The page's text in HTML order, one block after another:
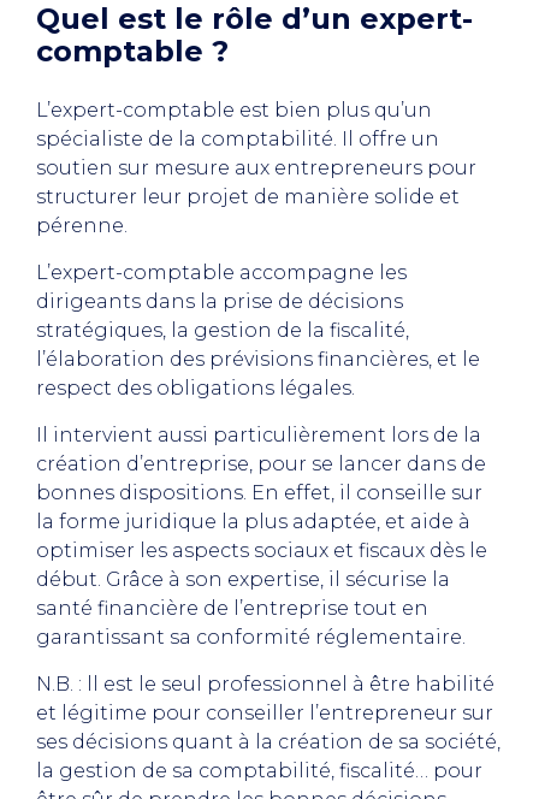
Quel est le rôle d’un expert-
comptable ?
L’expert-comptable est bien plus qu’un
spécialiste de la comptabilité. Il offre un
soutien sur mesure aux entrepreneurs pour
structurer leur projet de manière solide et
pérenne.
L’expert-comptable accompagne les
dirigeants dans la prise de décisions
stratégiques, la gestion de la fiscalité,
l’élaboration des prévisions financières, et le
respect des obligations légales.
Il intervient aussi particulièrement lors de la
création d’entreprise, pour se lancer dans de
bonnes dispositions. En effet, il conseille sur
la forme juridique la plus adaptée, et aide à
optimiser les aspects sociaux et fiscaux dès le
début. Grâce à son expertise, il sécurise la
santé financière de l’entreprise tout en
garantissant sa conformité réglementaire.
N.B. : ll est le seul professionnel à être habilité
et légitime pour conseiller l’entrepreneur sur
ses décisions quant à la création de sa société,
la gestion de sa comptabilité, fiscalité… pour